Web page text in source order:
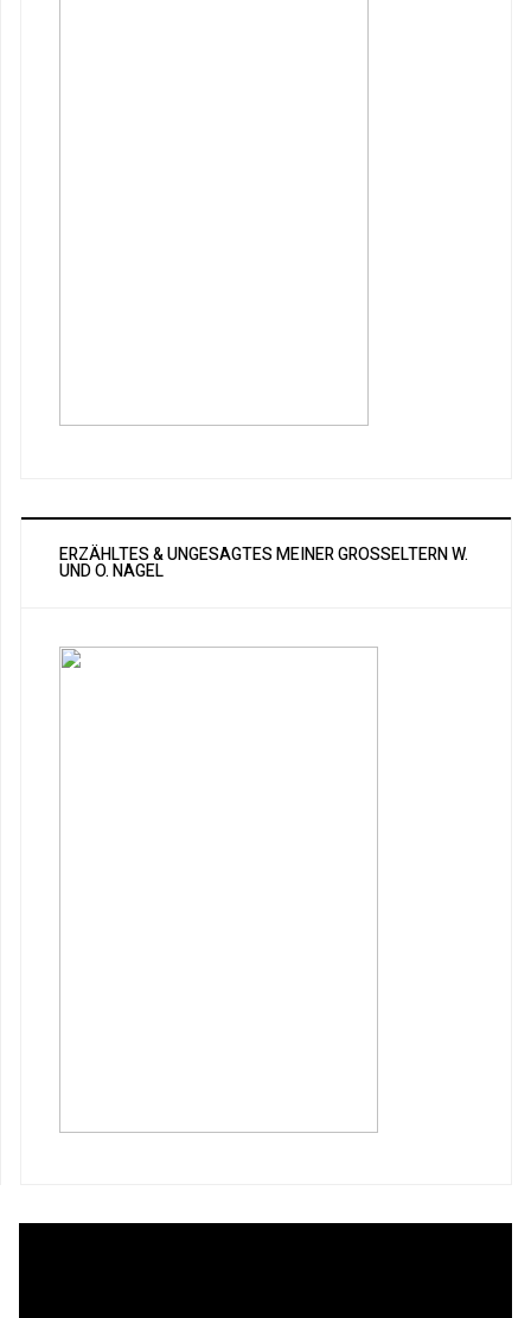
ERZÄHLTES & UNGESAGTES MEINER GROSSELTERN W. U
ND O. NAGEL